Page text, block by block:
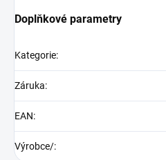
Doplňkové parametry
Kategorie:
Záruka:
EAN:
Výrobce/: